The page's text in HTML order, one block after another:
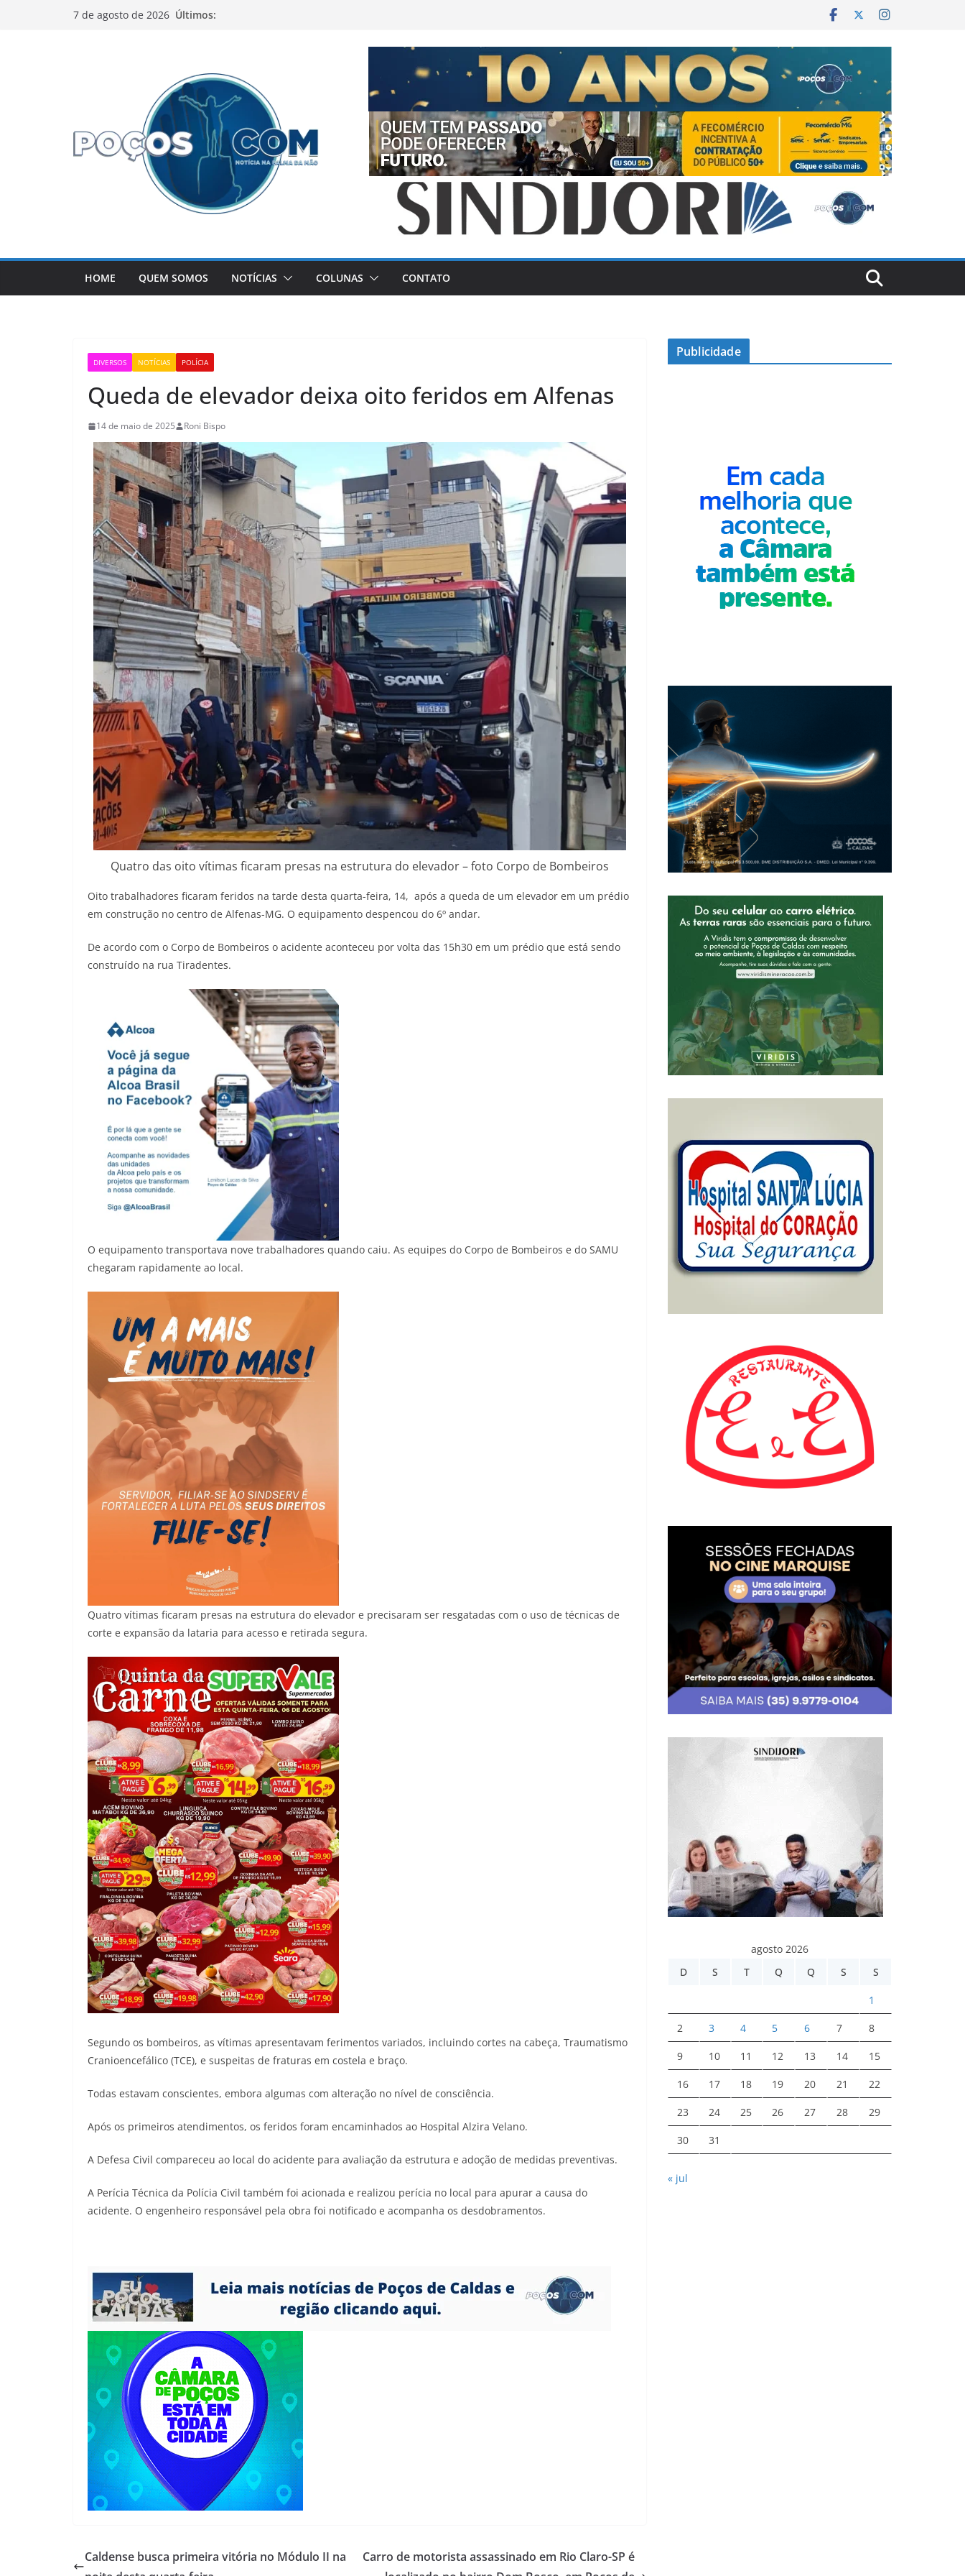
7 de agosto de 2026 Últimos:
HOME QUEM SOMOS NOTÍCIAS COLUNAS CONTATO
DIVERSOS NOTÍCIAS POLÍCIA
Queda de elevador deixa oito feridos em Alfenas
14 de maio de 2025 Roni Bispo
Quatro das oito vítimas ficaram presas na estrutura do elevador – foto Corpo de Bombeiros
Oito trabalhadores ficaram feridos na tarde desta quarta-feira, 14, após a queda de um elevador em um prédio
em construção no centro de Alfenas-MG. O equipamento despencou do 6º andar.
De acordo com o Corpo de Bombeiros o acidente aconteceu por volta das 15h30 em um prédio que está sendo
construído na rua Tiradentes.
O equipamento transportava nove trabalhadores quando caiu. As equipes do Corpo de Bombeiros e do SAMU
chegaram rapidamente ao local.
Quatro vítimas ficaram presas na estrutura do elevador e precisaram ser resgatadas com o uso de técnicas de
corte e expansão da lataria para acesso e retirada segura.
Segundo os bombeiros, as vítimas apresentavam ferimentos variados, incluindo cortes na cabeça, Traumatismo
Cranioencefálico (TCE), e suspeitas de fraturas em costela e braço.
Todas estavam conscientes, embora algumas com alteração no nível de consciência.
Após os primeiros atendimentos, os feridos foram encaminhados ao Hospital Alzira Velano.
A Defesa Civil compareceu ao local do acidente para avaliação da estrutura e adoção de medidas preventivas.
A Perícia Técnica da Polícia Civil também foi acionada e realizou perícia no local para apurar a causa do
acidente. O engenheiro responsável pela obra foi notificado e acompanha os desdobramentos.
Caldense busca primeira vitória no Módulo II na
Carro de motorista assassinado em Rio Claro-SP é
Publicidade
agosto 2026
D
S T Q Q S S
1
2 3 4 5 6 7 8
9 10 11 12 13 14 15
16 17 18 19 20 21 22
23 24 25 26 27 28 29
30 31
« jul